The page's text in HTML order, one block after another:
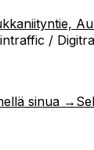
/
sinua →